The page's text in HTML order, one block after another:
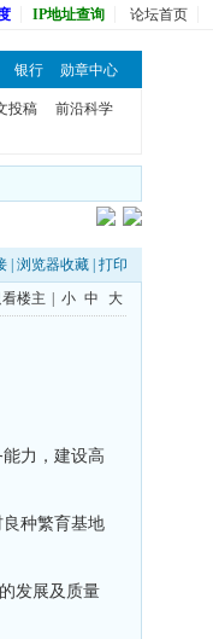
IP地址查询 论坛首页
银行 勋章中心
投稿 前沿科学
| 浏览器收藏| 打印
看楼主 小 中 大
力，建设高
种繁育基地
发展及质量